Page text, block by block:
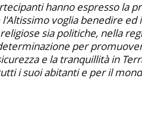
hanno espresso la
l'Altissimo voglia benedire ed
sia politiche, nella
per
e la tranquillità in
i suoi abitanti e per il